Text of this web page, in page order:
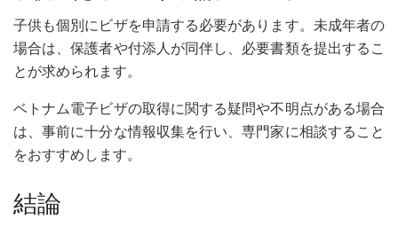
子供も個別にビザを申請する必要があります。未成年者の
場合は、保護者や付添人が同伴し、必要書類を提出するこ
とが求められます。
ベトナム電子ビザの取得に関する疑問や不明点がある場合
は、事前に十分な情報収集を行い、専門家に相談すること
をおすすめします。
結論